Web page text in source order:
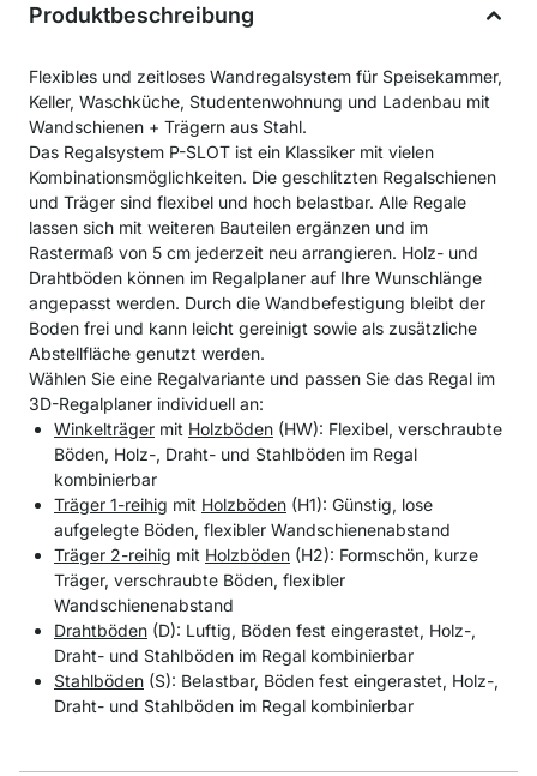
Produktbeschreibung
Flexibles und zeitloses Wandregalsystem für Speisekammer,
Keller, Waschküche, Studentenwohnung und Ladenbau mit
Wandschienen + Trägern aus Stahl.
Das Regalsystem P-SLOT ist ein Klassiker mit vielen
Kombinationsmöglichkeiten. Die geschlitzten Regalschienen
und Träger sind flexibel und hoch belastbar. Alle Regale
lassen sich mit weiteren Bauteilen ergänzen und im
Rastermaß von 5 cm jederzeit neu arrangieren. Holz- und
Drahtböden können im Regalplaner auf Ihre Wunschlänge
angepasst werden. Durch die Wandbefestigung bleibt der
Boden frei und kann leicht gereinigt sowie als zusätzliche
Abstellfläche genutzt werden.
Wählen Sie eine Regalvariante und passen Sie das Regal im
3D-Regalplaner individuell an:
Winkelträger mit Holzböden (HW): Flexibel, verschraubte
Böden, Holz-, Draht- und Stahlböden im Regal
kombinierbar
Träger 1-reihig mit Holzböden (H1): Günstig, lose
aufgelegte Böden, flexibler Wandschienenabstand
Träger 2-reihig mit Holzböden (H2): Formschön, kurze
Träger, verschraubte Böden, flexibler
Wandschienenabstand
Drahtböden (D): Luftig, Böden fest eingerastet, Holz-,
Draht- und Stahlböden im Regal kombinierbar
Stahlböden (S): Belastbar, Böden fest eingerastet, Holz-,
Draht- und Stahlböden im Regal kombinierbar